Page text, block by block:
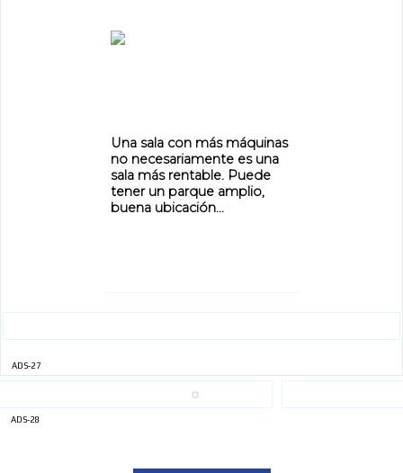
Una sala con más máquinas
no necesariamente es una
sala más rentable. Puede
tener un parque amplio,
buena ubicación...
ADS-27
ADS-28